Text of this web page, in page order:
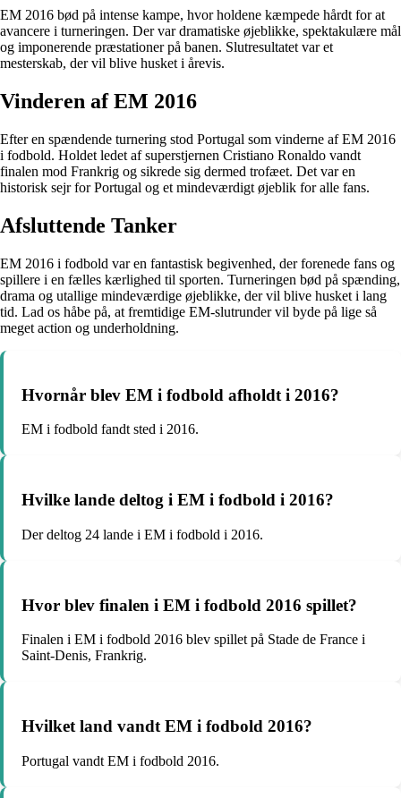
EM 2016 bød på intense kampe, hvor holdene kæmpede hårdt for at
avancere i turneringen. Der var dramatiske øjeblikke, spektakulære mål
og imponerende præstationer på banen. Slutresultatet var et
mesterskab, der vil blive husket i årevis.
Vinderen af EM 2016
Efter en spændende turnering stod Portugal som vinderne af EM 2016
i fodbold. Holdet ledet af superstjernen Cristiano Ronaldo vandt
finalen mod Frankrig og sikrede sig dermed trofæet. Det var en
historisk sejr for Portugal og et mindeværdigt øjeblik for alle fans.
Afsluttende Tanker
EM 2016 i fodbold var en fantastisk begivenhed, der forenede fans og
spillere i en fælles kærlighed til sporten. Turneringen bød på spænding,
drama og utallige mindeværdige øjeblikke, der vil blive husket i lang
tid. Lad os håbe på, at fremtidige EM-slutrunder vil byde på lige så
meget action og underholdning.
Hvornår blev EM i fodbold afholdt i 2016?
EM i fodbold fandt sted i 2016.
Hvilke lande deltog i EM i fodbold i 2016?
Der deltog 24 lande i EM i fodbold i 2016.
Hvor blev finalen i EM i fodbold 2016 spillet?
Finalen i EM i fodbold 2016 blev spillet på Stade de France i
Saint-Denis, Frankrig.
Hvilket land vandt EM i fodbold 2016?
Portugal vandt EM i fodbold 2016.